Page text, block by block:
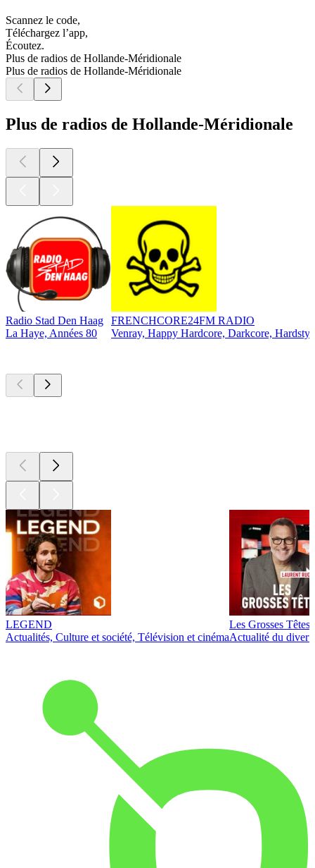
Scannez le code,
Téléchargez l’app,
Écoutez.
Plus de radios de Hollande-Méridionale
Plus de radios de Hollande-Méridionale
Plus de radios de Hollande-Méridionale
Radio Stad Den Haag
La Haye, Années 80
FRENCHCORE24FM RADIO
Venray, Happy Hardcore, Darkcore,
LEGEND
Actualités, Culture et société, Télévision et cinéma
Les Grosses Têtes
Actualité du